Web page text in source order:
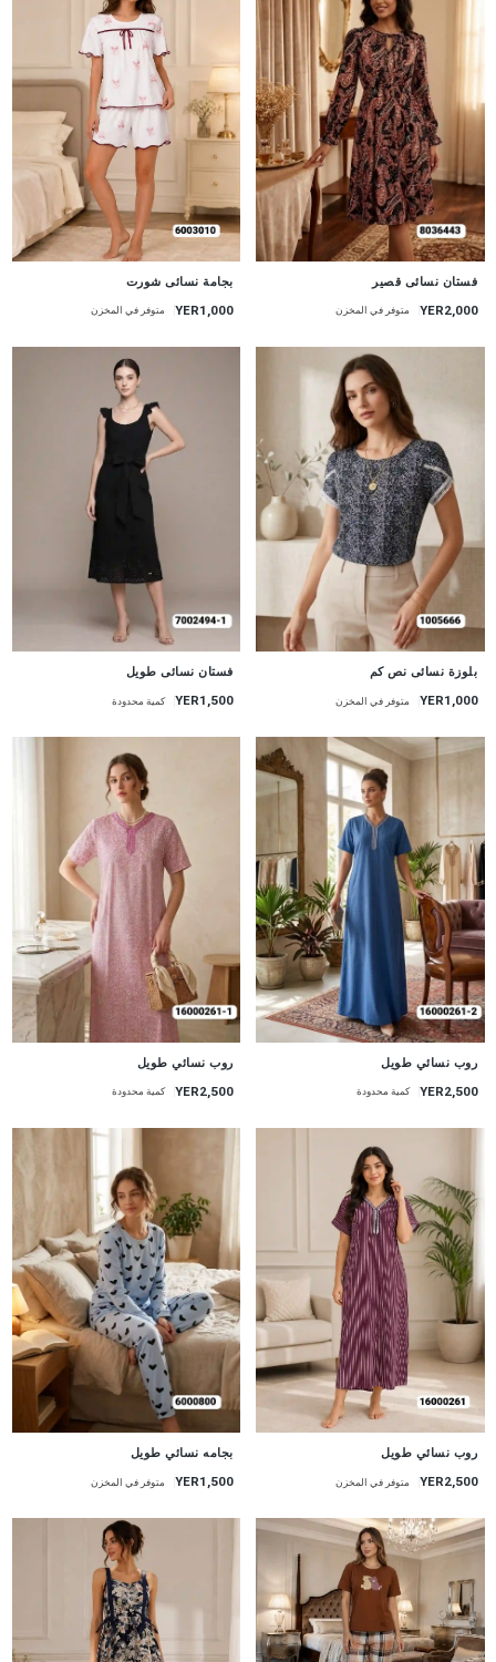
فستان نسائى قصير
YER2,000 متوفر في المخزن
بجامة نسائى شورت
YER1,000 متوفر في المخزن
جديد
بلوزة نسائى نص كم
YER1,000 متوفر في المخزن
جديد
فستان نسائى طويل
YER1,500 كمية محدودة
روب نسائي طويل
YER2,500 كمية محدودة
روب نسائي طويل
YER2,500 كمية محدودة
روب نسائي طويل
YER2,500 متوفر في المخزن
جديد
بجامه نسائي طويل
YER1,500 متوفر في المخزن